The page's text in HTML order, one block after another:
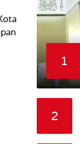
1
2